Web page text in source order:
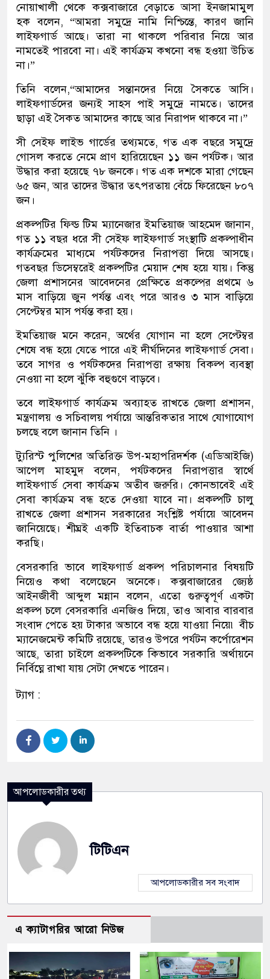
নোয়াখালী থেকে কক্সবাজারে বেড়াতে আসা ইনজামামুল
হক বলেন, “আমরা সমুদ্রে নামি নিশ্চিন্তে, কারণ জানি
লাইফগার্ড আছে। তারা না থাকলে পরিবার নিয়ে আর
নামতেই পারবো না। এই কার্যক্রম কখনো বন্ধ হওয়া উচিত
না।”
তিনি বলেন,“আমাদের সন্তানদের নিয়ে সৈকতে আসি।
লাইফগার্ডদের জন্যই সাহস পাই সমুদ্রে নামতে। তাদের
ছাড়া এই সৈকত আমাদের কাছে আর নিরাপদ থাকবে না।”
সী সেইফ লাইভ গার্ডের তথ্যমতে, গত এক বছরে সমুদ্রে
গোসল করতে নেমে প্রাণ হারিয়েছেন ১১ জন পর্যটক। আর
উদ্ধার করা হয়েছে ৭৮ জনকে। গত এক দশকে মারা গেছেন
৬৫ জন, আর তাদের উদ্ধার তৎপরতায় বেঁচে ফিরেছেন ৮০৭
জন।
প্রকল্পটির ফিল্ড টিম ম্যানেজার ইমতিয়াজ আহমেদ জানান,
গত ১১ বছর ধরে সী সেইফ লাইফগার্ড সংস্থাটি প্রকল্পাধীন
কার্যক্রমের মাধ্যমে পর্যটকদের নিরাপত্তা দিয়ে আসছে।
গতবছর ডিসেম্বরেই প্রকল্পটির মেয়াদ শেষ হয়ে যায়। কিন্তু
জেলা প্রশাসনের আবেদনের প্রেক্ষিতে প্রকল্পের প্রথমে ৬
মাস বাড়িয়ে জুন পর্যন্ত এবং পরে আরও ৩ মাস বাড়িয়ে
সেপ্টেম্বর মাস পর্যন্ত করা হয়।
ইমতিয়াজ মনে করেন, অর্থের যোগান না হলে সেপ্টেম্বর
শেষে বন্ধ হয়ে যেতে পারে এই দীর্ঘদিনের লাইফগার্ড সেবা।
তবে সাগর ও পর্যটকদের নিরাপত্তা রক্ষায় বিকল্প ব্যবস্থা
নেওয়া না হলে ঝুঁকি বহুগুণে বাড়বে।
তবে লাইফগার্ড কার্যক্রম অব্যাহত রাখতে জেলা প্রশাসন,
মন্ত্রণালয় ও সচিবালয় পর্যায়ে আন্তরিকতার সাথে যোগাযোগ
চলছে বলে জানান তিনি ।
ট্যুরিস্ট পুলিশের অতিরিক্ত উপ-মহাপরিদর্শক (এডিআইজি)
আপেল মাহমুদ বলেন, পর্যটকদের নিরাপত্তার স্বার্থে
লাইফগার্ড সেবা কার্যক্রম অতীব জরুরি। কোনভাবেই এই
সেবা কার্যক্রম বন্ধ হতে দেওয়া যাবে না। প্রকল্পটি চালু
রাখতে জেলা প্রশাসন সরকারের সংশ্লিষ্ট পর্যায়ে আবেদন
জানিয়েছে। শীঘ্রই একটি ইতিবাচক বার্তা পাওয়ার আশা
করছি।
বেসরকারি ভাবে লাইফগার্ড প্রকল্প পরিচালনার বিষয়টি
নিয়েও কথা বলেছেনে অনেকে। কক্সবাজারের জ্যেষ্ঠ
আইনজীবী আব্দুল মন্নান বলেন, এতো গুরুত্বপূর্ণ একটা
প্রকল্প চলে বেসরকারি এনজিও দিয়ে, তাও আবার বারবার
সংবাদ পেতে হয় টাকার অভাবে বন্ধ হয়ে যাওয়া নিয়ে৷ বীচ
ম্যানেজমেন্ট কমিটি রয়েছে, তারও উপরে পর্যটন কর্পোরেশন
আছে, তারা চাইলে প্রকল্পটিকে কিভাবে সরকারি অর্থায়নে
নির্বিঘ্নে রাখা যায় সেটা দেখতে পারেন।
ট্যাগ :
আপলোডকারীর তথ্য
টিটিএন
আপলোডকারীর সব সংবাদ
এ ক্যাটাগরির আরো নিউজ